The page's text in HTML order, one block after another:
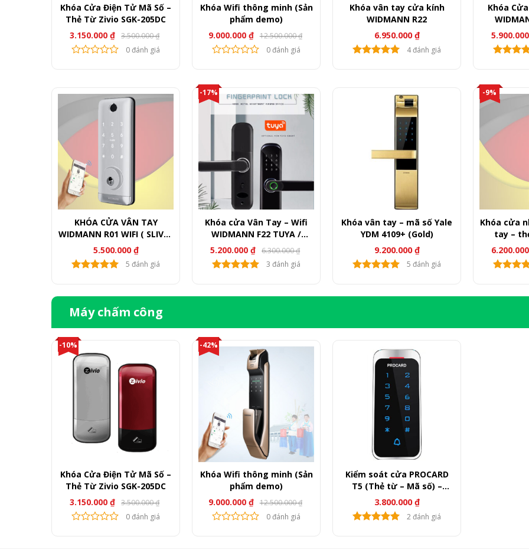
sản
phẩm
Khóa Cửa Điện Tử Mã Số –
Thẻ Từ Zivio SGK-205DC
3.500.000₫
Giá
gốc
là:
3.150.000₫ Giá
hiện
tại 0 đánh giá
Khóa Wifi thông minh (Sản
phẩm demo)
9.000.000 ₫ 12.500.000₫
0 đánh giá
này
có
Các
tùy
chọn
có
được
trên
trang
phẩm
Khóa vân tay cửa kính
WIDMANN R22
6.950.000₫
4 đánh giá
Khóa
KHÓA CỬA VÂN TAY
WIDMANN R01 WIFI ( SLIVER
– BLACK )
5.500.000₫
5 đánh giá
-17%
Khóa cửa Vân Tay – Wifi
WIDMANN F22 TUYA /
TTlock (Black)
6.300.000₫
Giá
gốc
là:
5.200.000₫ Giá
hiện
tại 3 đánh giá
Khóa vân tay – mã số Yale
YDM 4109+ (Gold)
9.200.000₫
5 đánh giá
-9%
Khóa cửa
tay –
Máy chấm công
-10%
Khóa Cửa Điện Tử Mã Số –
Thẻ Từ Zivio SGK-205DC
3.500.000₫
Giá
gốc
là:
3.150.000₫ Giá
hiện
tại 0 đánh giá
-42%
Khóa Wifi thông minh (Sản
phẩm demo)
9.000.000 ₫ 12.500.000₫
0 đánh giá
Kiểm soát cửa PROCARD
T5 (Thẻ từ – Mã số) –
Australia
3.800.000₫
2 đánh giá